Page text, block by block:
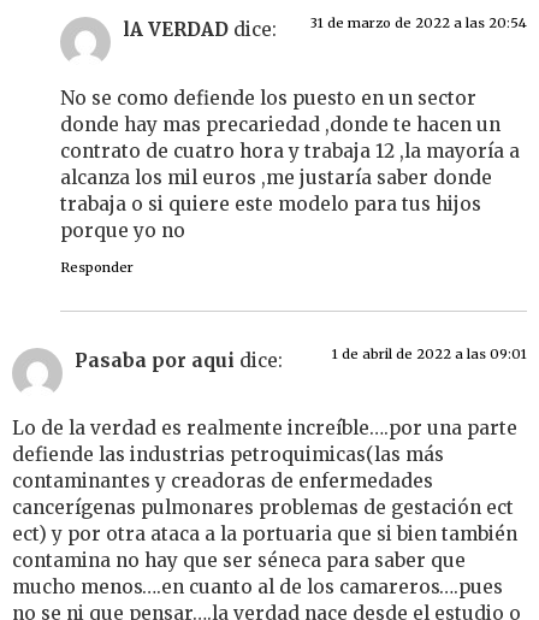
lA VERDAD dice: 31 de marzo de 2022 a las 20:54
No se como defiende los puesto en un sector
donde hay mas precariedad ,donde te hacen un
contrato de cuatro hora y trabaja 12 ,la mayoría a
alcanza los mil euros ,me justaría saber donde
trabaja o si quiere este modelo para tus hijos
porque yo no
Responder
Pasaba por aqui dice: 1 de abril de 2022 a las 09:01
Lo de la verdad es realmente increíble….por una parte
defiende las industrias petroquimicas(las más
contaminantes y creadoras de enfermedades
cancerígenas pulmonares problemas de gestación ect
ect) y por otra ataca a la portuaria que si bien también
contamina no hay que ser séneca para saber que
mucho menos….en cuanto al de los camareros….pues
no se ni que pensar….la verdad nace desde el estudio o